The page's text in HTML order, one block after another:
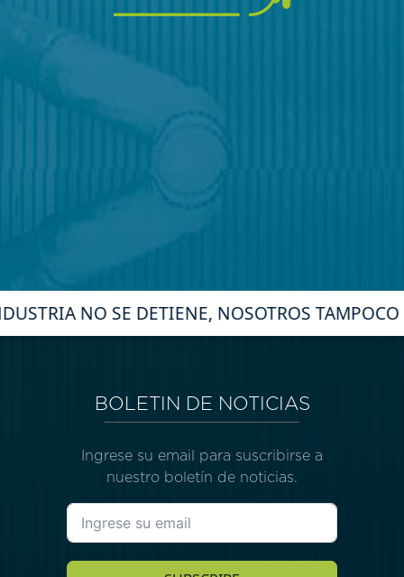
NO SE DETIENE, NOSOTROS TAMPOCO
BOLETIN DE NOTICIAS
Ingrese su email para suscribirse a
nuestro boletín de noticias.